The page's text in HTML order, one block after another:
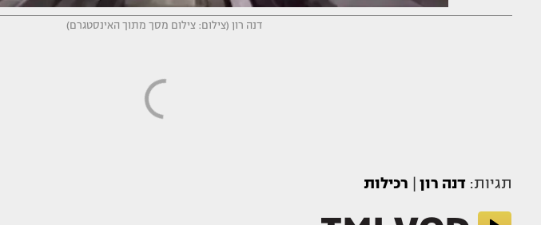
דנה רון (צילום: צילום מסך מתוך האינסטגרם)
תגיות:דנה רון רכילות